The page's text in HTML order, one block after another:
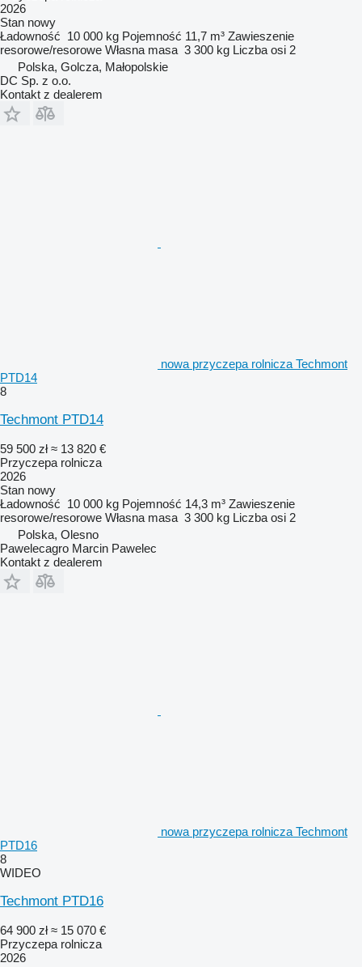
2026
Stan nowy
Ładowność 10 000 kg Pojemność 11,7 m³ Zawieszenie
resorowe/resorowe Własna masa 3 300 kg Liczba osi 2
Polska, Golcza, Małopolskie
DC Sp. z o.o.
Kontakt z dealerem
nowa przyczepa rolnicza Techmont
PTD14
8
Techmont PTD14
59 500 zł ≈ 13 820 €
Przyczepa rolnicza
2026
Stan nowy
Ładowność 10 000 kg Pojemność 14,3 m³ Zawieszenie
resorowe/resorowe Własna masa 3 300 kg Liczba osi 2
Polska, Olesno
Pawelecagro Marcin Pawelec
Kontakt z dealerem
nowa przyczepa rolnicza Techmont
PTD16
8
WIDEO
Techmont PTD16
64 900 zł ≈ 15 070 €
Przyczepa rolnicza
2026